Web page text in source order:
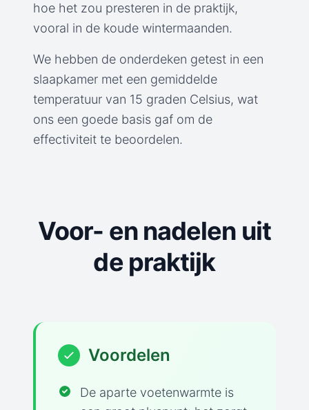
hoe het zou presteren in de praktijk,
vooral in de koude wintermaanden.
We hebben de onderdeken getest in een
slaapkamer met een gemiddelde
temperatuur van 15 graden Celsius, wat
ons een goede basis gaf om de
effectiviteit te beoordelen.
Voor- en nadelen uit
de praktijk
Voordelen
De aparte voetenwarmte is